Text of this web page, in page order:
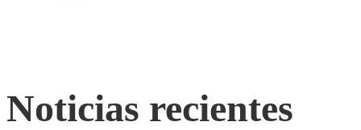
Noticias recientes